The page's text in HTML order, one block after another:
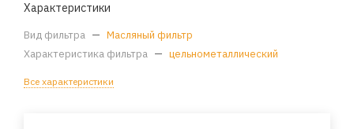
Характеристики
Вид фильтра — Масляный фильтр
Характеристика фильтра — цельнометаллический
Все характеристики